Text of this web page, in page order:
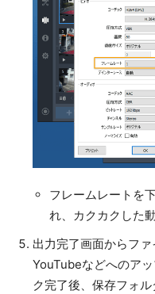
フレームレートを
れ、カクカクした
出力完了画面からファ
YouTubeなどへのア
ク完了後、保存フォ